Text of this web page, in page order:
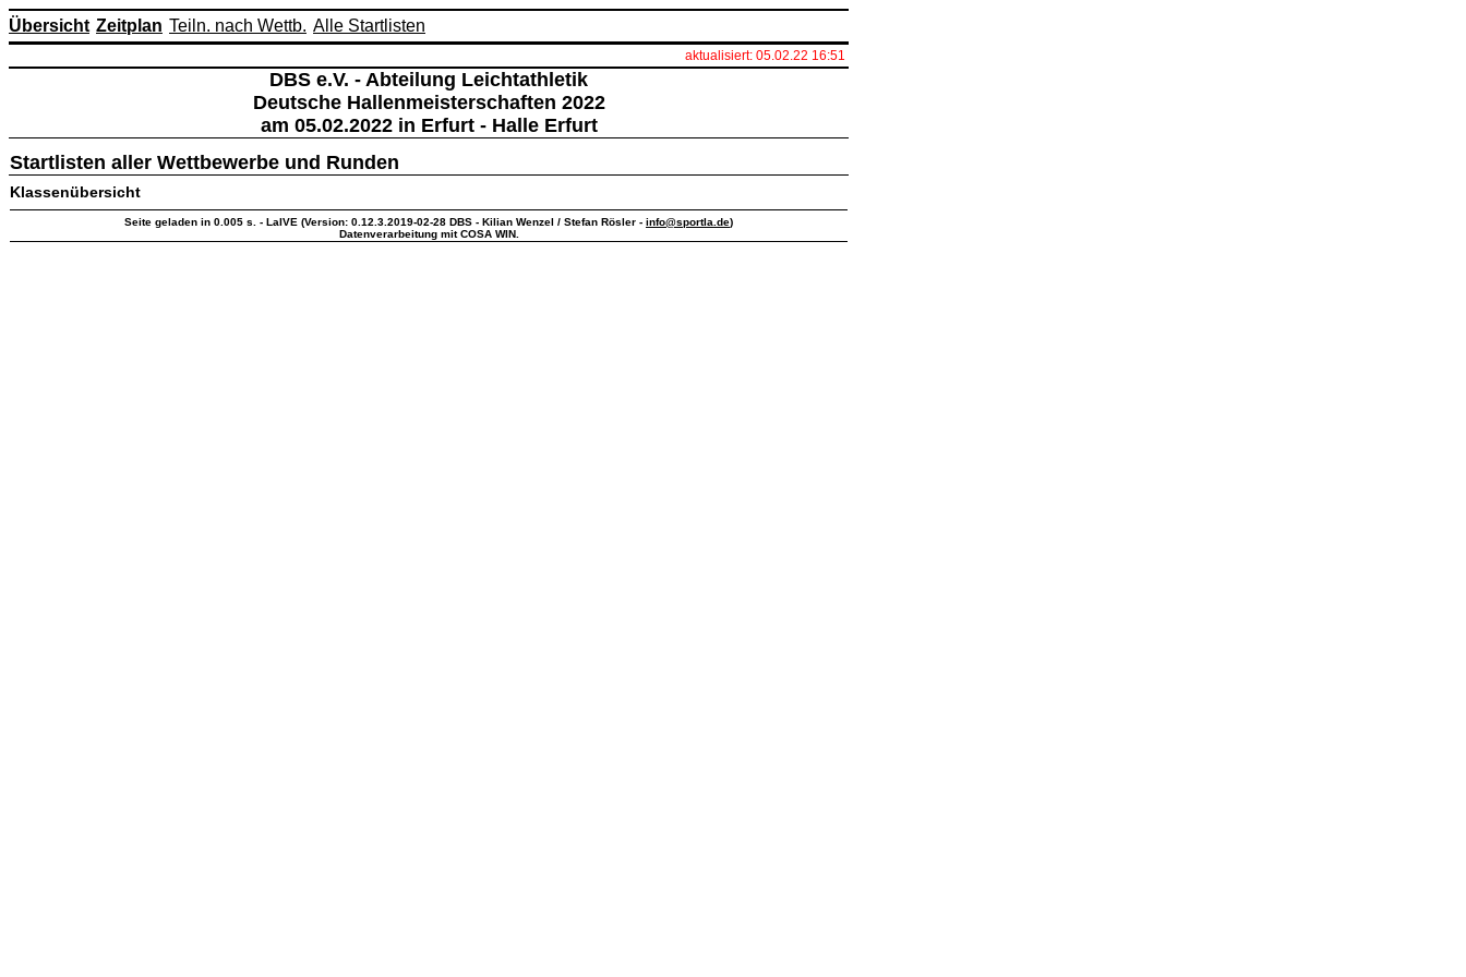
Übersicht Zeitplan Teiln. nach Wettb. Alle Startlisten
aktualisiert: 05.02.22 16:51
DBS e.V. - Abteilung Leichtathletik
Deutsche Hallenmeisterschaften 2022
am 05.02.2022 in Erfurt - Halle Erfurt
Startlisten aller Wettbewerbe und Runden
Klassenübersicht
Seite geladen in 0.005 s. - LaIVE (Version: 0.12.3.2019-02-28 DBS - Kilian Wenzel / Stefan Rösler - info@sportla.de)
Datenverarbeitung mit COSA WIN.